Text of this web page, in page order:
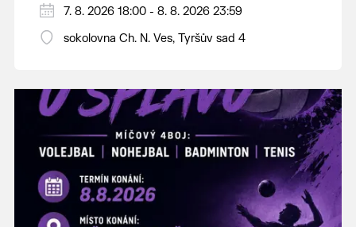
PÁTEK 7. srpna
18:00 - ruční stavění máje
14:00 - krojový průvod pro stárky od
hostince “U Buvola”
16:00 - odpolední zábava na sokolovně
21:00 - večerní zábava
K tanci a poslechu bude hrát DH
Lanžhotčané.
7. 8. 2026 18:00 - 8. 8. 2026 23:59
sokolovna Ch. N. Ves, Tyršův sad 4